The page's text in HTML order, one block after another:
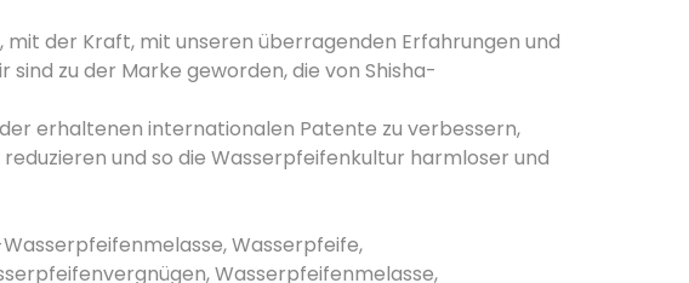
mit der Kraft, mit unseren überragenden Erfahrungen und
sind zu der Marke geworden, die von Shisha-
erhaltenen internationalen Patente zu verbessern,
und so die Wasserpfeifenkultur harmloser und
Wasserpfeife,
Wasserpfeifenmelasse,